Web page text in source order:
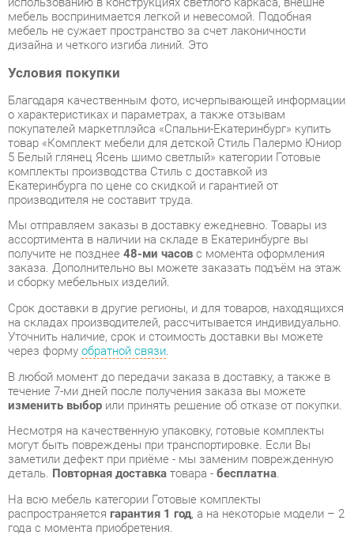
Благодаря качественным фото, исчерпывающей информации
о характеристиках и параметрах, а также отзывам
покупателей маркетплэйса «Спальни-Екатеринбург» купить
товар «Комплект мебели для детской Стиль Палермо Юниор
5 Белый глянец Ясень шимо светлый» категории Готовые
комплекты производства Стиль с доставкой из
Екатеринбурга по цене со скидкой и гарантией от
производителя не составит труда.
Мы отправляем заказы в доставку ежедневно. Товары из
ассортимента в наличии на складе в Екатеринбурге вы
получите не позднее48-ми часов с момента оформления
заказа. Дополнительно вы можете заказать подъём на этаж
и сборку мебельных изделий.
Срок доставки в другие регионы, и для товаров, находящихся
на складах производителей, рассчитывается индивидуально.
Уточнить наличие, срок и стоимость доставки вы можете
через формуобратной связи.
В любой момент до передачи заказа в доставку, а также в
течение 7-ми дней после получения заказа вы можете
изменить выборили принять решение об отказе от покупки.
Несмотря на качественную упаковку, готовые комплекты
могут быть повреждены при транспортировке. Если Вы
заметили дефект при приёме - мы заменим поврежденную
деталь.Повторная доставкатовара -бесплатна.
На всю мебель категории Готовые комплекты
года с момента приобретения.
Комплект мебели для детской Стиль Палермо Юниор 5
Белый глянец Ясень шимо светлый- это качественное
современному государственному стандарту.
Надеемся, вы останетесь довольны вашим приобретением, и